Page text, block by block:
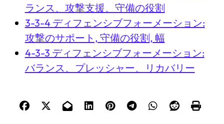
ランス、攻撃支援、守備の役割
3-3-4 ディフェンシブフォーメーション:
攻撃のサポート, 守備の役割, 幅
4-3-3 ディフェンシブフォーメーション:
バランス、プレッシャー、リカバリー